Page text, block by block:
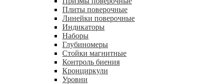
Плиты поверочные
Линейки поверочные
Индикаторы
Наборы
Глубиномеры
Стойки магнитные
Контроль биения
Кронциркули
Уровни